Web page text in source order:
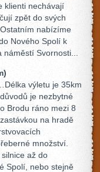
klienti nechávají
zpět do svých
nabízíme
Nového Spolí k
Svornosti...
výletu je 35km
je nezbytné
Brodu ráno mezi 8
na hradě
množství.
až do
Spolí, nebo stejně